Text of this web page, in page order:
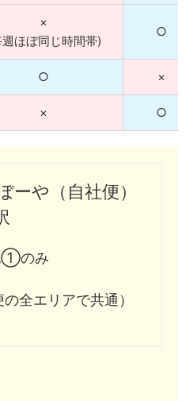
×
週ほぼ同じ時間帯)
○
○ ×
× ○
ーや（自社便）
のみ
全エリアで共通）